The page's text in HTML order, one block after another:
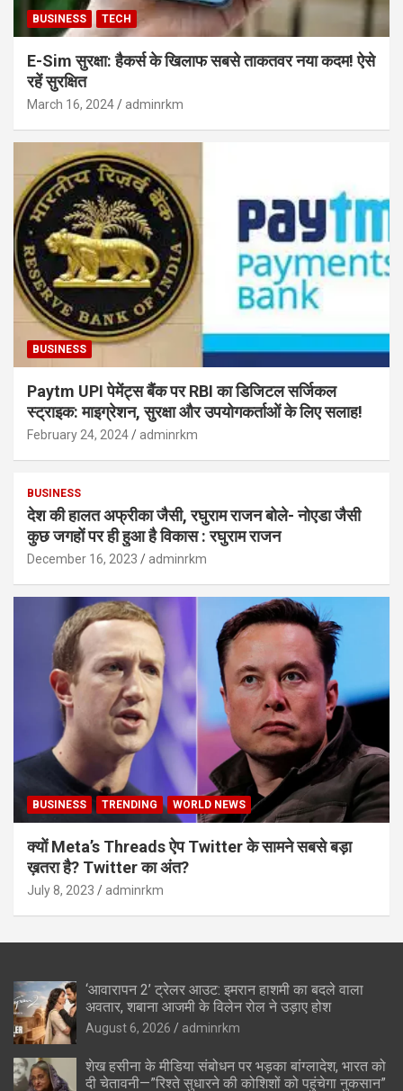
BUSINESS TECH
E-Sim सुरक्षा: हैकर्स के खिलाफ सबसे ताकतवर नया कदम! ऐसे
रहें सुरक्षित
March 16, 2024 adminrkm
BUSINESS
Paytm UPI पेमेंट्स बैंक पर RBI का डिजिटल सर्जिकल
स्ट्राइक: माइग्रेशन, सुरक्षा और उपयोगकर्ताओं के लिए सलाह!
February 24, 2024 adminrkm
BUSINESS
देश की हालत अफ्रीका जैसी, रघुराम राजन बोले- नोएडा जैसी
कुछ जगहों पर ही हुआ है विकास : रघुराम राजन
December 16, 2023 adminrkm
BUSINESS TRENDING WORLD NEWS
क्यों Meta’s Threads ऐप Twitter के सामने सबसे बड़ा
ख़तरा है? Twitter का अंत?
July 8, 2023 adminrkm
‘आवारापन 2’ ट्रेलर आउट: इमरान हाशमी का बदले वाला
अवतार, शबाना आजमी के विलेन रोल ने उड़ाए होश
August 6, 2026 adminrkm
शेख हसीना के मीडिया संबोधन पर भड़का बांग्लादेश, भारत को
दी चेतावनी—”रिश्ते सुधारने की कोशिशों को पहुंचेगा नुकसान”